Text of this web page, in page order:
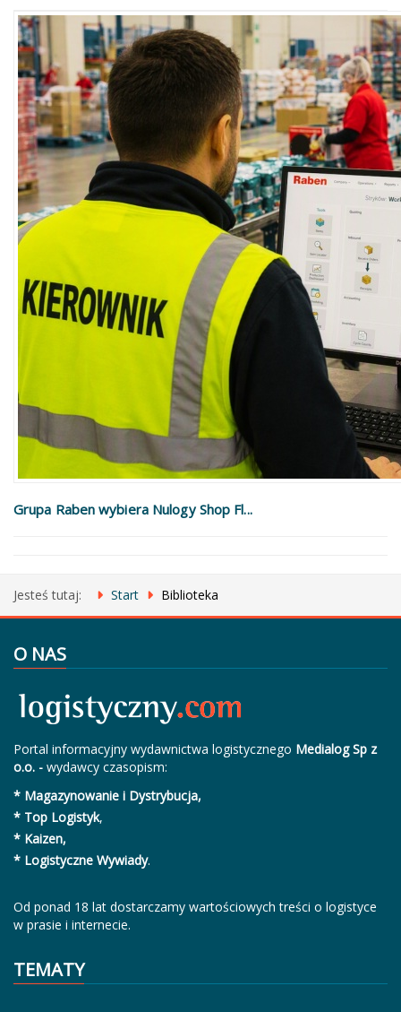
Grupa Raben wybiera Nulogy Shop Fl...
Jesteś tutaj: Start Biblioteka
O NAS
Portal informacyjny wydawnictwa logistycznego Medialog Sp z
o.o. - wydawcy czasopism:
* Magazynowanie i Dystrybucja,
* Top Logistyk,
* Kaizen,
* Logistyczne Wywiady.
Od ponad 18 lat dostarczamy wartościowych treści o logistyce
w prasie i internecie.
TEMATY